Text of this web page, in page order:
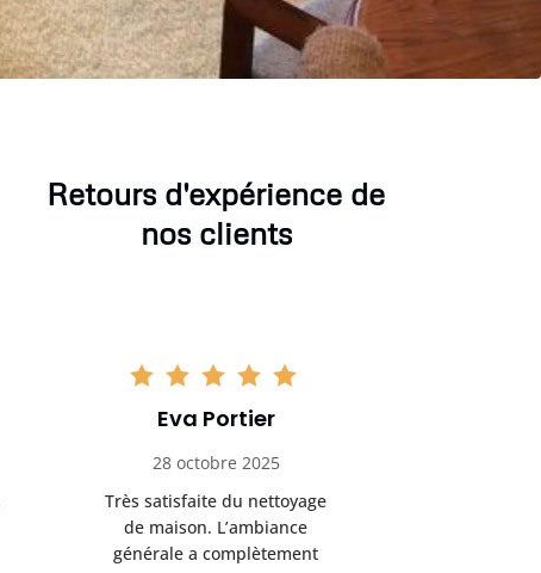
Retours d'expérience de
nos clients
Eva Portier
28 octobre 2025
Très satisfaite du nettoyage
de maison. L’ambiance
générale a complètement